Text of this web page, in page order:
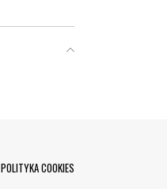
POLITYKA COOKIES